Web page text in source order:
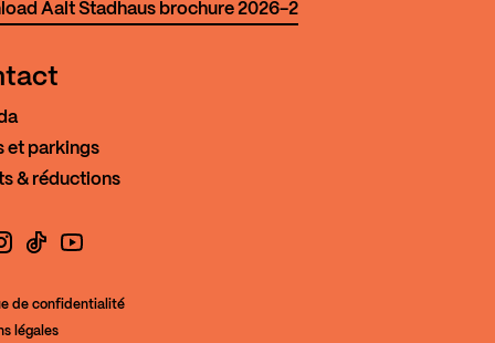
Aalt Stadhaus brochure 2026-2
et parkings
& réductions
de confidentialité
légales